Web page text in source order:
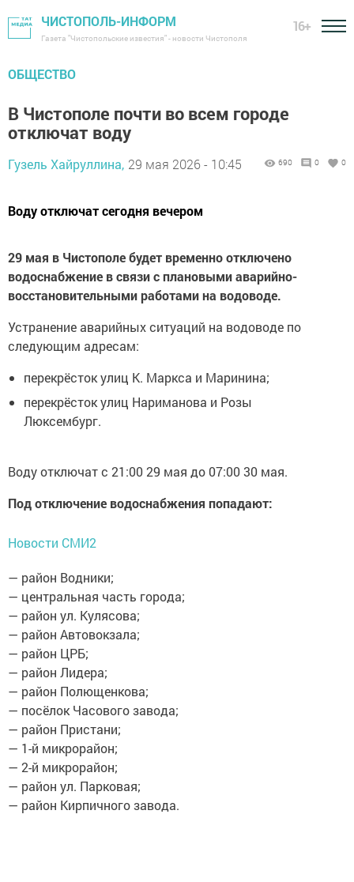
ЧИСТОПОЛЬ-ИНФОРМ
Газета "Чистопольские известия" - новости Чистополя
16+
ОБЩЕСТВО
В Чистополе почти во всем городе
отключат воду
Гузель Хайруллина, 29 мая 2026 - 10:45 690 0 0
Воду отключат сегодня вечером
29 мая в Чистополе будет временно отключено
водоснабжение в связи с плановыми аварийно-
восстановительными работами на водоводе.
Устранение аварийных ситуаций на водоводе по
следующим адресам:
перекрёсток улиц К. Маркса и Маринина;
перекрёсток улиц Нариманова и Розы
Люксембург.
Воду отключат с 21:00 29 мая до 07:00 30 мая.
Под отключение водоснабжения попадают:
Новости СМИ2
— район Водники;
— центральная часть города;
— район ул. Кулясова;
— район Автовокзала;
— район ЦРБ;
— район Лидера;
— район Полющенкова;
— посёлок Часового завода;
— район Пристани;
— 1-й микрорайон;
— 2-й микрорайон;
— район ул. Парковая;
— район Кирпичного завода.